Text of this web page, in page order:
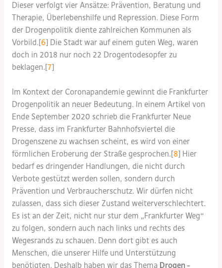
Dieser verfolgt vier Ansätze: Prävention, Beratung und
Therapie, Überlebenshilfe und Repression. Diese Form
der Drogenpolitik diente zahlreichen Kommunen als
Vorbild.[6] Die Stadt war auf einem guten Weg, waren
doch in 2018 nur noch 22 Drogentodesopfer zu
beklagen.[7]
Im Kontext der Coronapandemie gewinnt die Frankfurter
Drogenpolitik an neuer Bedeutung. In einem Artikel von
Ende September 2020 schrieb die Frankfurter Neue
Presse, dass im Frankfurter Bahnhofsviertel die
Drogenszene zu wachsen scheint, es wird von einer
förmlichen Eroberung der Straße gesprochen.[8] Hier
bedarf es dringender Handlungen, die nicht durch
Verbote gestützt werden sollen, sondern durch
Prävention und Verbraucherschutz. Wir dürfen nicht
zulassen, dass sich dieser Zustand weiterverschlechtert.
Es ist an der Zeit, nicht nur stur dem „Frankfurter Weg“
zu folgen, sondern auch nach links und rechts des
Wegesrands zu schauen. Denn dort gibt es auch
Menschen, die unserer Hilfe und Unterstützung
benötigten. Deshalb haben wir das Thema Drogen –